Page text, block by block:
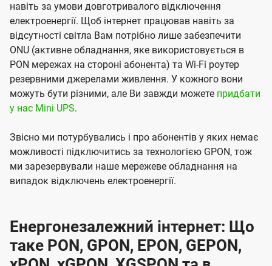
навіть за умови довготривалого відключення
електроенергії. Щоб інтернет працював навіть за
відсутності світла Вам потрібно лише забезпечити
ONU (активне обладнання, яке використовується в
PON мережах на стороні абонента) та Wi-Fi роутер
резервними джерелами живлення. У кожного вони
можуть бути різними, але Ви завжди можете придбати
у нас Mini UPS.
Звісно ми потурбувались і про абонентів у яких немає
можливості підключитись за технологією GPON, тож
ми зарезервували наше мережеве обладнання на
випадок відключень електроенергії.
Енергонезалежний інтернет: Що
таке PON, GPON, EPON, GEPON,